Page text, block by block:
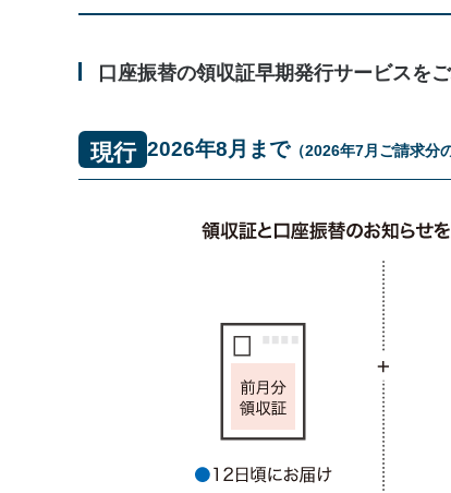
口座振替の領収証早期発行サービスを
現行 2026年8月まで（2026年7月ご請求分